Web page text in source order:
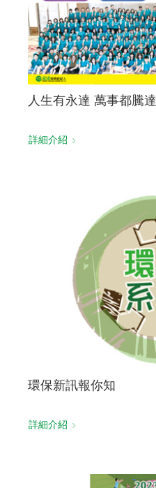
人生有永達 萬事都騰達
詳細介紹
環保新訊報你知
詳細介紹